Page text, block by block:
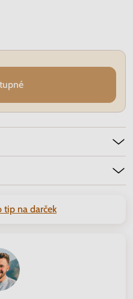
tip na darček